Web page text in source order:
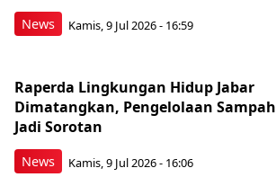
News Kamis, 9 Jul 2026 - 16:59
News
Raperda Lingkungan Hidup Jabar
Dimatangkan, Pengelolaan Sampah
Jadi Sorotan
Kamis, 9 Jul 2026 - 16:06